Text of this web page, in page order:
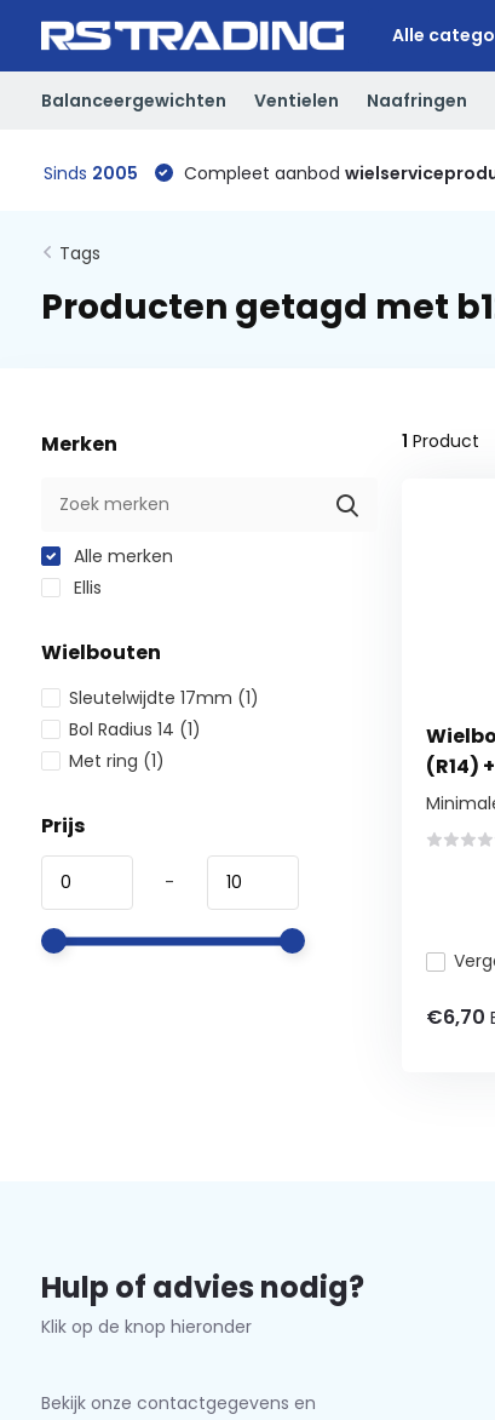
Alle
Balanceergewichten Ventielen Naafringen
Sinds 2005 Compleet aanbod
Tags
Producten getagd met
Merken
Alle merken
Ellis
Wielbouten
Sleutelwijdte 17mm (1)
Bol Radius 14 (1)
Met ring (1)
Prijs
-
1 Product
(R14)
€6,70
Hulp of advies nodig?
Klik op de knop hieronder
Bekijk onze contactgegevens en